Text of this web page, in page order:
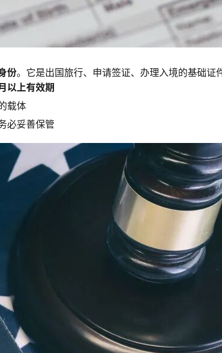
份。它是出国旅行、申请签证、办理入境的基础证
以上有效期
载体
必妥善保管